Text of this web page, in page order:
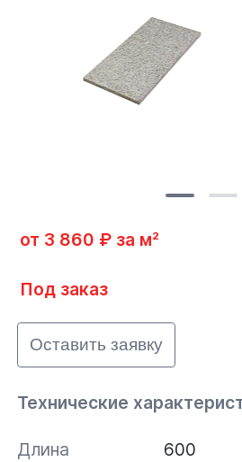
от 3 860 ₽ за м²
Под заказ
Оставить заявку
Технические
Длина
600